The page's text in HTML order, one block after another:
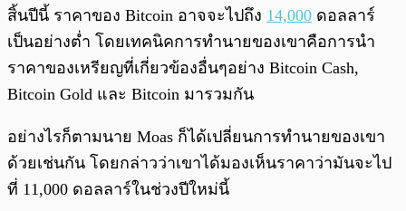
สิ้นปีนี้ ราคาของ Bitcoin อาจจะไปถึง 14,000 ดอลลาร์
เป็นอย่างต่ำ โดยเทคนิคการทำนายของเขาคือการนำ
ราคาของเหรียญที่เกี่ยวข้องอื่นๆอย่าง Bitcoin Cash,
Bitcoin Gold และ Bitcoin มารวมกัน
อย่างไรก็ตามนาย Moas ก็ได้เปลี่ยนการทำนายของเขา
ด้วยเช่นกัน โดยกล่าวว่าเขาได้มองเห็นราคาว่ามันจะไป
ที่ 11,000 ดอลลาร์ในช่วงปีใหม่นี้